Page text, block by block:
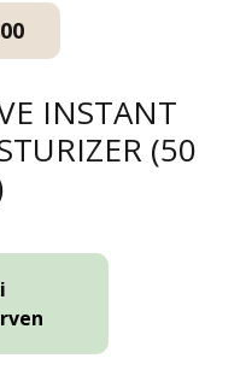
INSTANT
(50